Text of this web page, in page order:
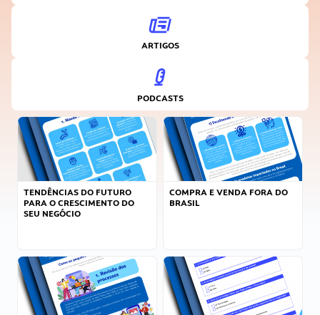
ARTIGOS
PODCASTS
TENDÊNCIAS DO FUTURO
PARA O CRESCIMENTO DO
SEU NEGÓCIO
COMPRA E VENDA FORA DO
BRASIL